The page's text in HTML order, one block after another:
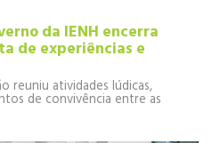
da IENH encerra
de experiências e
reuniu atividades lúdicas,
de convivência entre as